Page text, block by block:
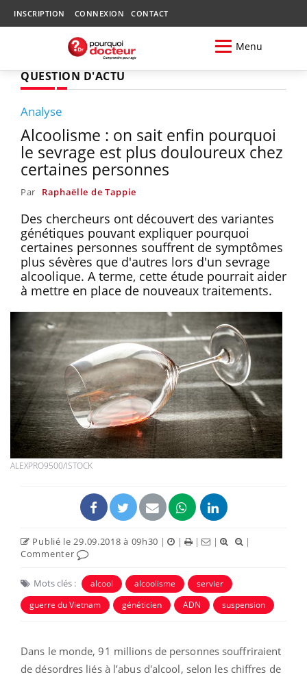
INSCRIPTION CONNEXION CONTACT
Menu
QUESTION D'ACTU
Analyse
Alcoolisme : on sait enfin pourquoi
le sevrage est plus douloureux chez
certaines personnes
Par Raphaëlle de Tappie
Des chercheurs ont découvert des variantes
génétiques pouvant expliquer pourquoi
certaines personnes souffrent de symptômes
plus sévères que d'autres lors d'un sevrage
alcoolique. A terme, cette étude pourrait aider
à mettre en place de nouveaux traitements.
ALEXPRO9500/ISTOCK
Publié le 29.09.2018 à 09h30 | | | |
|
Commenter
Mots clés : alcool alcoolisme
servier
guerre du Vietnam
généticien ADN suspension
Dans le monde, 91 millions de personnes souffriraient
de désordres liés à l’abus d'alcool, selon les chiffres de